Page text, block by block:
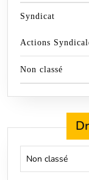
Syndicat
Actions
Non classé